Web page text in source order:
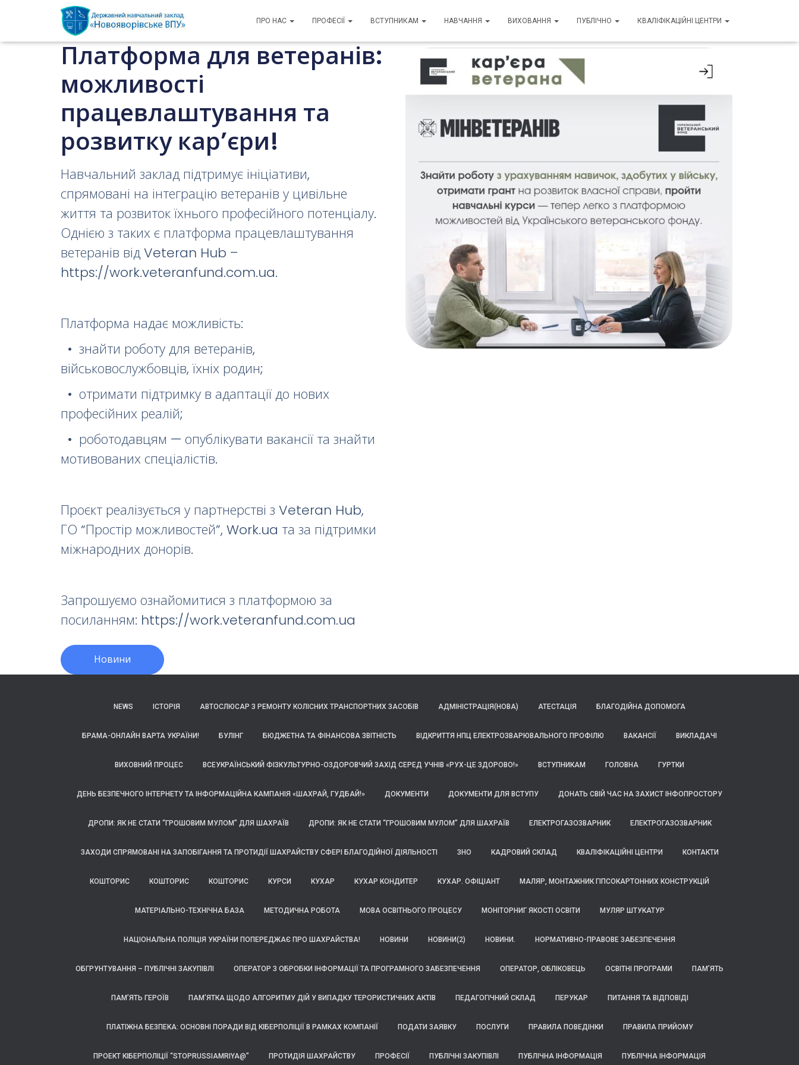
ПРО НАС ПРОФЕСІЇ ВСТУПНИКАМ НАВЧАННЯ ВИХОВАННЯ ПУБЛІЧНО КВАЛІФІКАЦІЙНІ ЦЕНТРИ
Платформа для ветеранів:
можливості
працевлаштування та
розвитку кар’єри!
Навчальний заклад підтримує ініціативи,
спрямовані на інтеграцію ветеранів у цивільне
життя та розвиток їхнього професійного потенціалу.
Однією з таких є платформа працевлаштування
ветеранів від Veteran Hub –
https://work.veteranfund.com.ua.
Платформа надає можливість:
• знайти роботу для ветеранів,
військовослужбовців, їхніх родин;
• отримати підтримку в адаптації до нових
професійних реалій;
• роботодавцям — опублікувати вакансії та знайти
мотивованих спеціалістів.
Проєкт реалізується у партнерстві з Veteran Hub,
ГО “Простір можливостей”, Work.ua та за підтримки
міжнародних донорів.
Запрошуємо ознайомитися з платформою за
посиланням: https://work.veteranfund.com.ua
Новини
NEWS ІСТОРІЯ АВТОСЛЮСАР З РЕМОНТУ КОЛІСНИХ ТРАНСПОРТНИХ ЗАСОБІВ АДМІНІСТРАЦІЯ(НОВА) АТЕСТАЦІЯ БЛАГОДІЙНА ДОПОМОГА
БРАМА-ОНЛАЙН ВАРТА УКРАЇНИ! БУЛІНГ БЮДЖЕТНА ТА ФІНАНСОВА ЗВІТНІСТЬ ВІДКРИТТЯ НПЦ ЕЛЕКТРОЗВАРЮВАЛЬНОГО ПРОФІЛЮ ВАКАНСІЇ ВИКЛАДАЧІ
ВИХОВНИЙ ПРОЦЕС ВСЕУКРАЇНСЬКИЙ ФІЗКУЛЬТУРНО-ОЗДОРОВЧИЙ ЗАХІД СЕРЕД УЧНІВ «РУХ-ЦЕ ЗДОРОВО!» ВСТУПНИКАМ ГОЛОВНА ГУРТКИ
ДЕНЬ БЕЗПЕЧНОГО ІНТЕРНЕТУ ТА ІНФОРМАЦІЙНА КАМПАНІЯ «ШАХРАЙ, ГУДБАЙ!» ДОКУМЕНТИ ДОКУМЕНТИ ДЛЯ ВСТУПУ ДОНАТЬ СВІЙ ЧАС НА ЗАХИСТ ІНФОПРОСТОРУ
ДРОПИ: ЯК НЕ СТАТИ “ГРОШОВИМ МУЛОМ” ДЛЯ ШАХРАЇВ ДРОПИ: ЯК НЕ СТАТИ “ГРОШОВИМ МУЛОМ” ДЛЯ ШАХРАЇВ ЕЛЕКТРОГАЗОЗВАРНИК ЕЛЕКТРОГАЗОЗВАРНИК
ЗАХОДИ СПРЯМОВАНІ НА ЗАПОБІГАННЯ ТА ПРОТИДІЇ ШАХРАЙСТВУ СФЕРІ БЛАГОДІЙНОЇ ДІЯЛЬНОСТІ ЗНО КАДРОВИЙ СКЛАД КВАЛІФІКАЦІЙНІ ЦЕНТРИ КОНТАКТИ
КОШТОРИС КОШТОРИС КОШТОРИС КУРСИ КУХАР КУХАР КОНДИТЕР КУХАР. ОФІЦІАНТ МАЛЯР, МОНТАЖНИК ГІПСОКАРТОННИХ КОНСТРУКЦІЙ
МАТЕРІАЛЬНО-ТЕХНІЧНА БАЗА МЕТОДИЧНА РОБОТА МОВА ОСВІТНЬОГО ПРОЦЕСУ МОНІТОРНИГ ЯКОСТІ ОСВІТИ МУЛЯР ШТУКАТУР
НАЦІОНАЛЬНА ПОЛІЦІЯ УКРАЇНИ ПОПЕРЕДЖАЄ ПРО ШАХРАЙСТВА! НОВИНИ НОВИНИ(2) НОВИНИ. НОРМАТИВНО-ПРАВОВЕ ЗАБЕЗПЕЧЕННЯ
ОБГРУНТУВАННЯ – ПУБЛІЧНІ ЗАКУПІВЛІ ОПЕРАТОР З ОБРОБКИ ІНФОРМАЦІЇ ТА ПРОГРАМНОГО ЗАБЕЗПЕЧЕННЯ ОПЕРАТОР, ОБЛІКОВЕЦЬ ОСВІТНІ ПРОГРАМИ ПАМ’ЯТЬ
ПАМ’ЯТЬ ГЕРОЇВ ПАМ’ЯТКА ЩОДО АЛГОРИТМУ ДІЙ У ВИПАДКУ ТЕРОРИСТИЧНИХ АКТІВ ПЕДАГОГІЧНИЙ СКЛАД ПЕРУКАР ПИТАННЯ ТА ВІДПОВІДІ
ПЛАТІЖНА БЕЗПЕКА: ОСНОВНІ ПОРАДИ ВІД КІБЕРПОЛІЦІЇ В РАМКАХ КОМПАНІЇ ПОДАТИ ЗАЯВКУ ПОСЛУГИ ПРАВИЛА ПОВЕДІНКИ ПРАВИЛА ПРИЙОМУ
ПРОЕКТ КІБЕРПОЛІЦІЇ “STOPRUSSIAMRIYA@” ПРОТИДІЯ ШАХРАЙСТВУ ПРОФЕСІЇ ПУБЛІЧНІ ЗАКУПІВЛІ ПУБЛІЧНА ІНФОРМАЦІЯ ПУБЛІЧНА ІНФОРМАЦІЯ